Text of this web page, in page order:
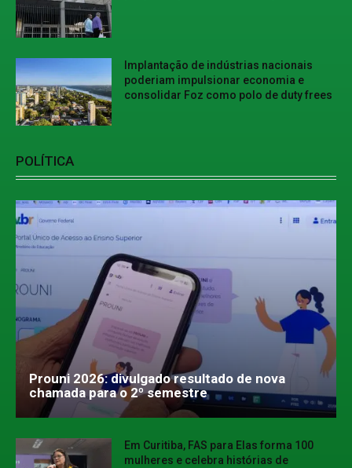
Implantação de indústrias nacionais
poderiam impulsionar economia e
consolidar Foz como polo de duty frees
POLÍTICA
Prouni 2026: divulgado resultado de nova
chamada para o 2º semestre
Em Curitiba, FAS para Elas forma 100
mulheres e celebra histórias de